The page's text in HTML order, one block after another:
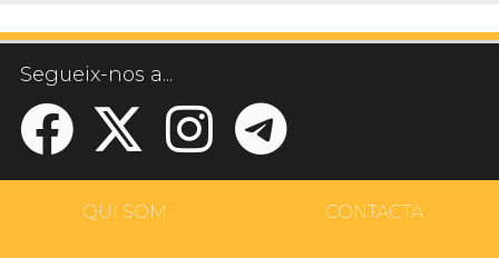
Segueix-nos a...
QUI SOM CONTACTA